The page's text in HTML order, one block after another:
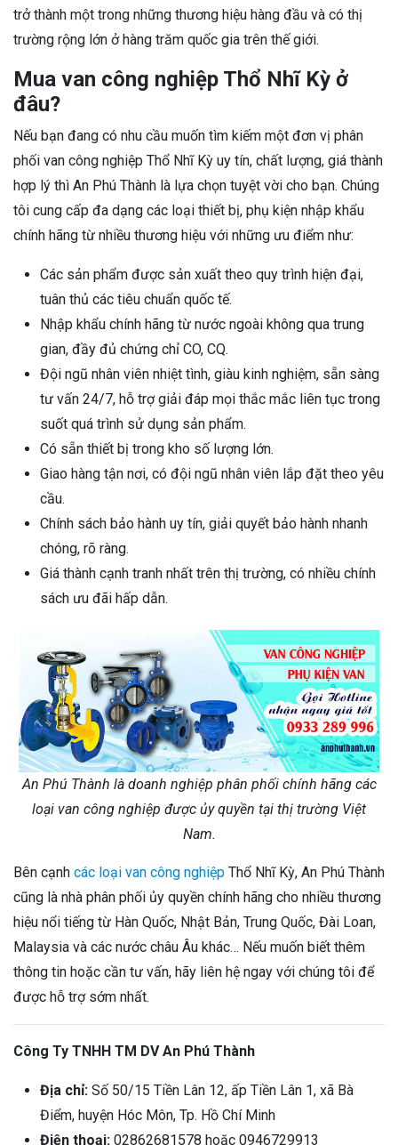
trở thành một trong những thương hiệu hàng đầu và có thị
trường rộng lớn ở hàng trăm quốc gia trên thế giới.
Mua van công nghiệp Thổ Nhĩ Kỳ ở
đâu?
Nếu bạn đang có nhu cầu muốn tìm kiếm một đơn vị phân
phối van công nghiệp Thổ Nhĩ Kỳ uy tín, chất lượng, giá thành
hợp lý thì An Phú Thành là lựa chọn tuyệt vời cho bạn. Chúng
tôi cung cấp đa dạng các loại thiết bị, phụ kiện nhập khẩu
chính hãng từ nhiều thương hiệu với những ưu điểm như:
Các sản phẩm được sản xuất theo quy trình hiện đại,
tuân thủ các tiêu chuẩn quốc tế.
Nhập khẩu chính hãng từ nước ngoài không qua trung
gian, đầy đủ chứng chỉ CO, CQ.
Đội ngũ nhân viên nhiệt tình, giàu kinh nghiệm, sẵn sàng
tư vấn 24/7, hỗ trợ giải đáp mọi thắc mắc liên tục trong
suốt quá trình sử dụng sản phẩm.
Có sẵn thiết bị trong kho số lượng lớn.
Giao hàng tận nơi, có đội ngũ nhân viên lắp đặt theo yêu
cầu.
Chính sách bảo hành uy tín, giải quyết bảo hành nhanh
chóng, rõ ràng.
Giá thành cạnh tranh nhất trên thị trường, có nhiều chính
sách ưu đãi hấp dẫn.
An Phú Thành là doanh nghiệp phân phối chính hãng các
loại van công nghiệp được ủy quyền tại thị trường Việt
Nam.
Bên cạnh các loại van công nghiệp Thổ Nhĩ Kỳ, An Phú Thành
cũng là nhà phân phối ủy quyền chính hãng cho nhiều thương
hiệu nổi tiếng từ Hàn Quốc, Nhật Bản, Trung Quốc, Đài Loan,
Malaysia và các nước châu Âu khác… Nếu muốn biết thêm
thông tin hoặc cần tư vấn, hãy liên hệ ngay với chúng tôi để
được hỗ trợ sớm nhất.
Công Ty TNHH TM DV An Phú Thành
Địa chỉ: Số 50/15 Tiền Lân 12, ấp Tiền Lân 1, xã Bà
Điểm, huyện Hóc Môn, Tp. Hồ Chí Minh
Điện thoại: 02862681578 hoặc 0946729913